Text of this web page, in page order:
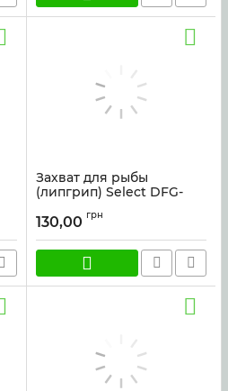
Захват для рыбы
(липгрип) Select DFG-
Артикул: 41257
130,00 грн